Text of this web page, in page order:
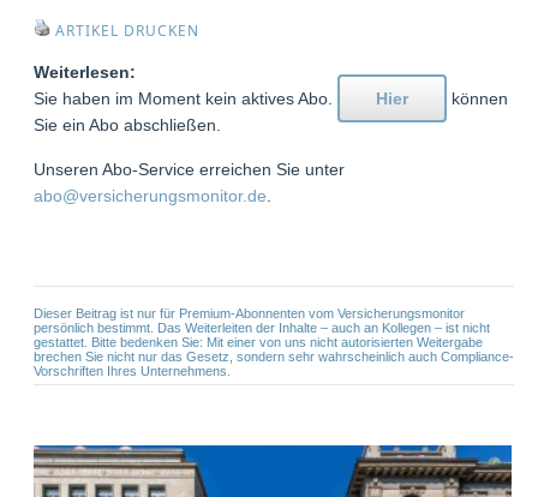
ARTIKEL DRUCKEN
Weiterlesen:
Sie haben im Moment kein aktives Abo.
Hier
können
Sie ein Abo abschließen.
Unseren Abo-Service erreichen Sie unter
abo@versicherungsmonitor.de
Dieser Beitrag ist nur für Premium-Abonnenten vom Versicherungsmonitor
persönlich bestimmt. Das Weiterleiten der Inhalte – auch an Kollegen – ist nicht
gestattet. Bitte bedenken Sie: Mit einer von uns nicht autorisierten Weitergabe
brechen Sie nicht nur das Gesetz, sondern sehr wahrscheinlich auch Compliance-
Vorschriften Ihres Unternehmens.